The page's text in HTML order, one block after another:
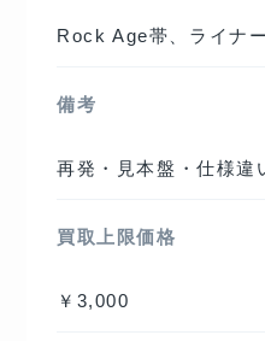
Rock Age帯、ライナー
備考
再発・見本盤・仕様違
買取上限価格
￥3,000